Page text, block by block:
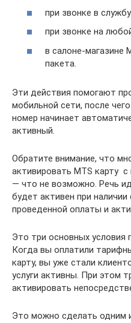
при звонке в
при звонке на
в салоне-магазине
пакета.
Эти действия помогают
мобильной сети, после
номер начинает
активный.
Обратите внимание, что
активировать MTS карту
— что не возможно. Речь
будет активен при наличии
проведенной оплаты и
Это три основных условия
Когда вы оплатили
карту, вы уже стали
услуги активны. При этом
активировать
Это можно сделать одним